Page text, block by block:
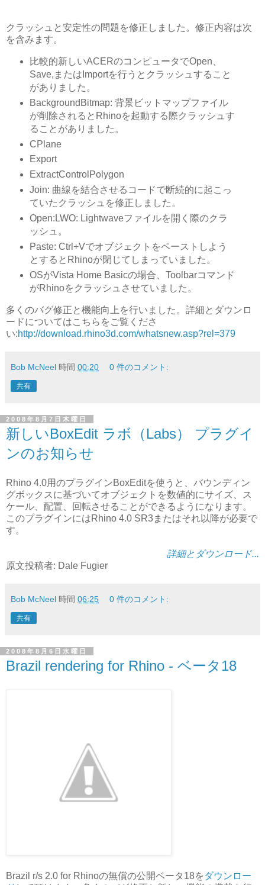
クラッシュと安定性の問題を修正しました。修正内容は次
を含みます。
比較的新しいACERのコンピュータでOpen、
Save,またはImportを行うとクラッシュすること
がありました。
BackgroundBitmap: 背景ビットマップファイル
が削除されるとRhinoを起動する際クラッシュす
ることがありました。
CPlane
Export
ExtractControlPolygon
Join: 曲線を結合させるコードで断続的に起こっ
ていたクラッシュを修正しました。
Open:LWO: Lightwaveファイルを開く際のクラ
ッシュ。
Paste: Ctrl+Vでオブジェクトをペーストしよう
とするとRhinoが閉じてしまっていました。
OSがVista Home Basicの場合、Toolbarコマンド
がRhinoをクラッシュさせていました。
多くのバグ修正と機能向上を行いました。詳細とダウンロ
ードについてはこちらをご覧くださ
い:http://download.rhino3d.com/whatsnew.asp?rel=379
Bob McNeel 時間 00:20 0 件のコメント:
共有
2008年8月7日木曜日
新しいBoxEdit ラボ（Labs） プラグイ
ンのお知らせ
Rhino 4.0用のプラグインBoxEditを使うと、バウンディン
グボックスに基づいてオブジェクトを数値的にサイズ、ス
ケール、配置、回転させることができるようになります。
このプラグインにはRhino 4.0 SR3またはそれ以降が必要で
す。
詳細とダウンロード...
原文投稿者: Dale Fugier
Bob McNeel 時間 06:25 0 件のコメント:
共有
2008年8月6日水曜日
Brazil rendering for Rhino - ベータ18
Brazil r/s 2.0 for Rhinoの無償の公開ベータ18を ダウンロー